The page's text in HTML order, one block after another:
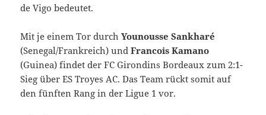
de Vigo bedeutet.
Mit je einem Tor durchYounousse Sankharé
(Senegal/Frankreich) undFrancois Kamano
(Guinea) findet der FC Girondins Bordeaux zum 2:1-
Sieg über ES Troyes AC. Das Team rückt somit auf
den fünften Rang in der Ligue 1 vor.